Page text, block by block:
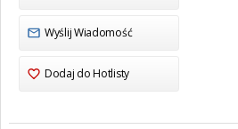
Wyślij Wiadomość
Dodaj do Hotlisty